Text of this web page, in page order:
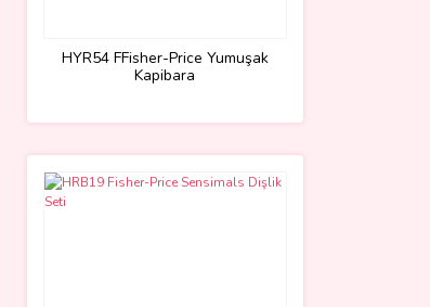
HYR54 FFisher-Price Yumuşak
Kapibara